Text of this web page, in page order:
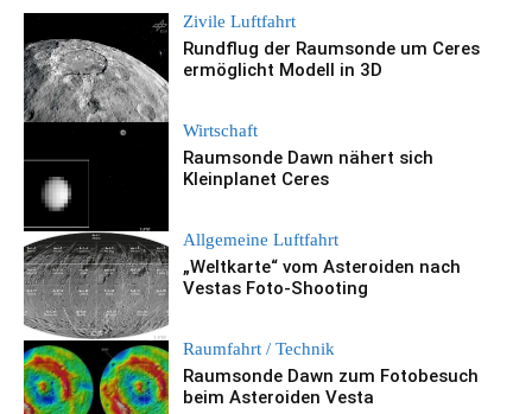
Zivile Luftfahrt
Rundflug der Raumsonde um Ceres
ermöglicht Modell in 3D
Wirtschaft
Raumsonde Dawn nähert sich
Kleinplanet Ceres
Allgemeine Luftfahrt
„Weltkarte“ vom Asteroiden nach
Vestas Foto-Shooting
Raumfahrt / Technik
Raumsonde Dawn zum Fotobesuch
beim Asteroiden Vesta